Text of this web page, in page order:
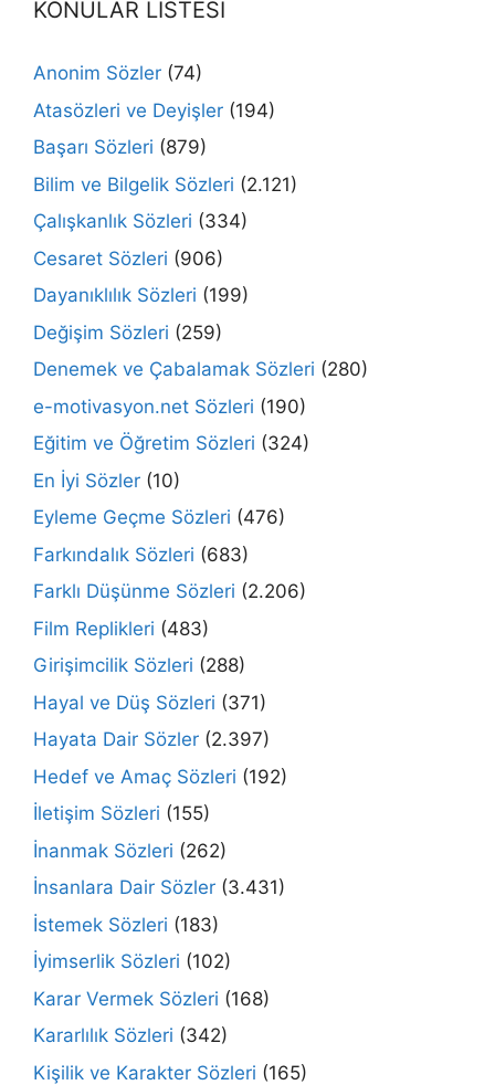
KONULAR LİSTESİ
Anonim Sözler (74)
Atasözleri ve Deyişler (194)
Başarı Sözleri (879)
Bilim ve Bilgelik Sözleri (2.121)
Çalışkanlık Sözleri (334)
Cesaret Sözleri (906)
Dayanıklılık Sözleri (199)
Değişim Sözleri (259)
Denemek ve Çabalamak Sözleri (280)
e-motivasyon.net Sözleri (190)
Eğitim ve Öğretim Sözleri (324)
En İyi Sözler (10)
Eyleme Geçme Sözleri (476)
Farkındalık Sözleri (683)
Farklı Düşünme Sözleri (2.206)
Film Replikleri (483)
Girişimcilik Sözleri (288)
Hayal ve Düş Sözleri (371)
Hayata Dair Sözler (2.397)
Hedef ve Amaç Sözleri (192)
İletişim Sözleri (155)
İnanmak Sözleri (262)
İnsanlara Dair Sözler (3.431)
İstemek Sözleri (183)
İyimserlik Sözleri (102)
Karar Vermek Sözleri (168)
Kararlılık Sözleri (342)
Kişilik ve Karakter Sözleri (165)